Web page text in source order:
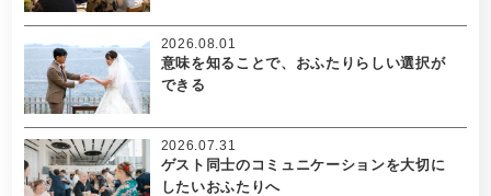
意味を知ることで、おふたりらしい選択が
できる
2026.08.01
ゲスト同士のコミュニケーションを大切に
したいおふたりへ
2026.07.31